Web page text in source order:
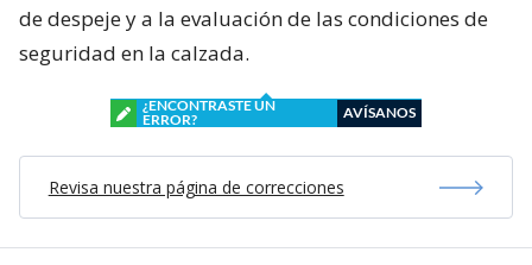
de despeje y a la evaluación de las condiciones de
seguridad en la calzada.
¿ENCONTRASTE UN
ERROR?
AVÍSANOS
Revisa nuestra página de correcciones